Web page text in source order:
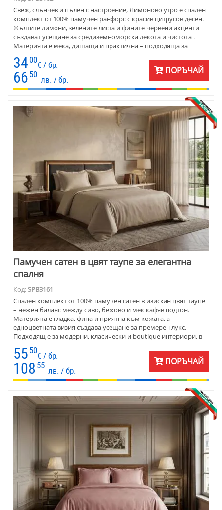
Свеж, слънчев и пълен с настроение, Лимоново утро е спален
комплект от 100% памучен ранфорс с красив цитрусов десен.
Жълтите лимони, зелените листа и фините червени акценти
създават усещане за средиземноморска лекота и чистота .
Материята е мека, дишаща и практична – подходяща за
ежедневен комфорт и спалня с жив, и стилен характер.
34 00
€ / бр.
66 50
лв. / бр.
ПОРЪЧАЙ
Памучен сатен в цвят таупе за елегантна
спалня
Код:SPB3161
Спален комплект от 100% памучен сатен в изискан цвят таупе
– нежен баланс между сиво, бежово и мек кафяв подтон.
Материята е гладка, фина и приятна към кожата, а
едноцветната визия създава усещане за премерен лукс.
Подходящ е за модерни, класически и boutique интериори, в
които спокойствието и стилът са водещи.
55 50
€ / бр.
108 55
лв. / бр.
ПОРЪЧАЙ